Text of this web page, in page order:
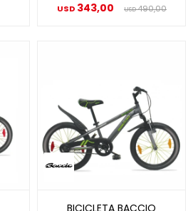
USD 343,00 USD490,00
BICICLETA BACCIO